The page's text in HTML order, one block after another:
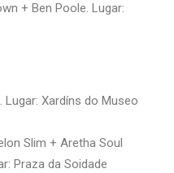
+ Ben Poole. Lugar:
Xardíns do Museo
Slim + Aretha Soul
Praza da Soidade